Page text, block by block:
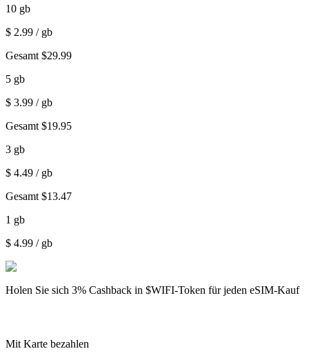
10 gb
$ 2.99 / gb
Gesamt $29.99
5 gb
$ 3.99 / gb
Gesamt $19.95
3 gb
$ 4.49 / gb
Gesamt $13.47
1 gb
$ 4.99 / gb
Holen Sie sich 3% Cashback in $WIFI-Token für jeden eSIM-Kauf
Mit Karte bezahlen